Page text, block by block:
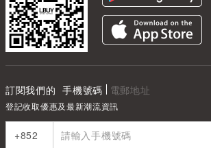
訂閱我們的 手機號碼 電郵地址
登記收取優惠及最新潮流資訊